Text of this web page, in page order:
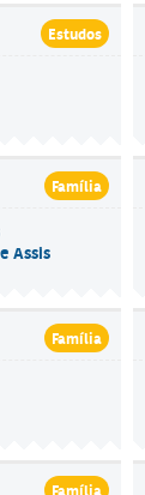
Estudos
Família
Assis
Família
Família